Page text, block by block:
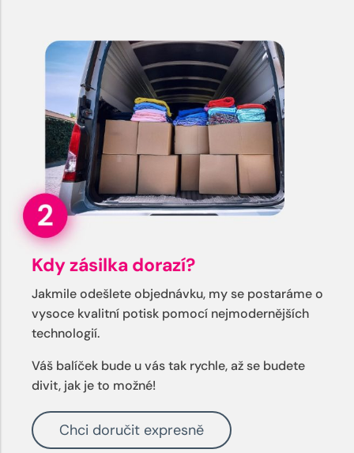
Kdy zásilka dorazí?
Jakmile odešlete objednávku, my se postaráme o
vysoce kvalitní potisk pomocí nejmodernějších
technologií.
Váš balíček bude u vás tak rychle, až se budete
divit, jak je to možné!
Chci doručit expresně